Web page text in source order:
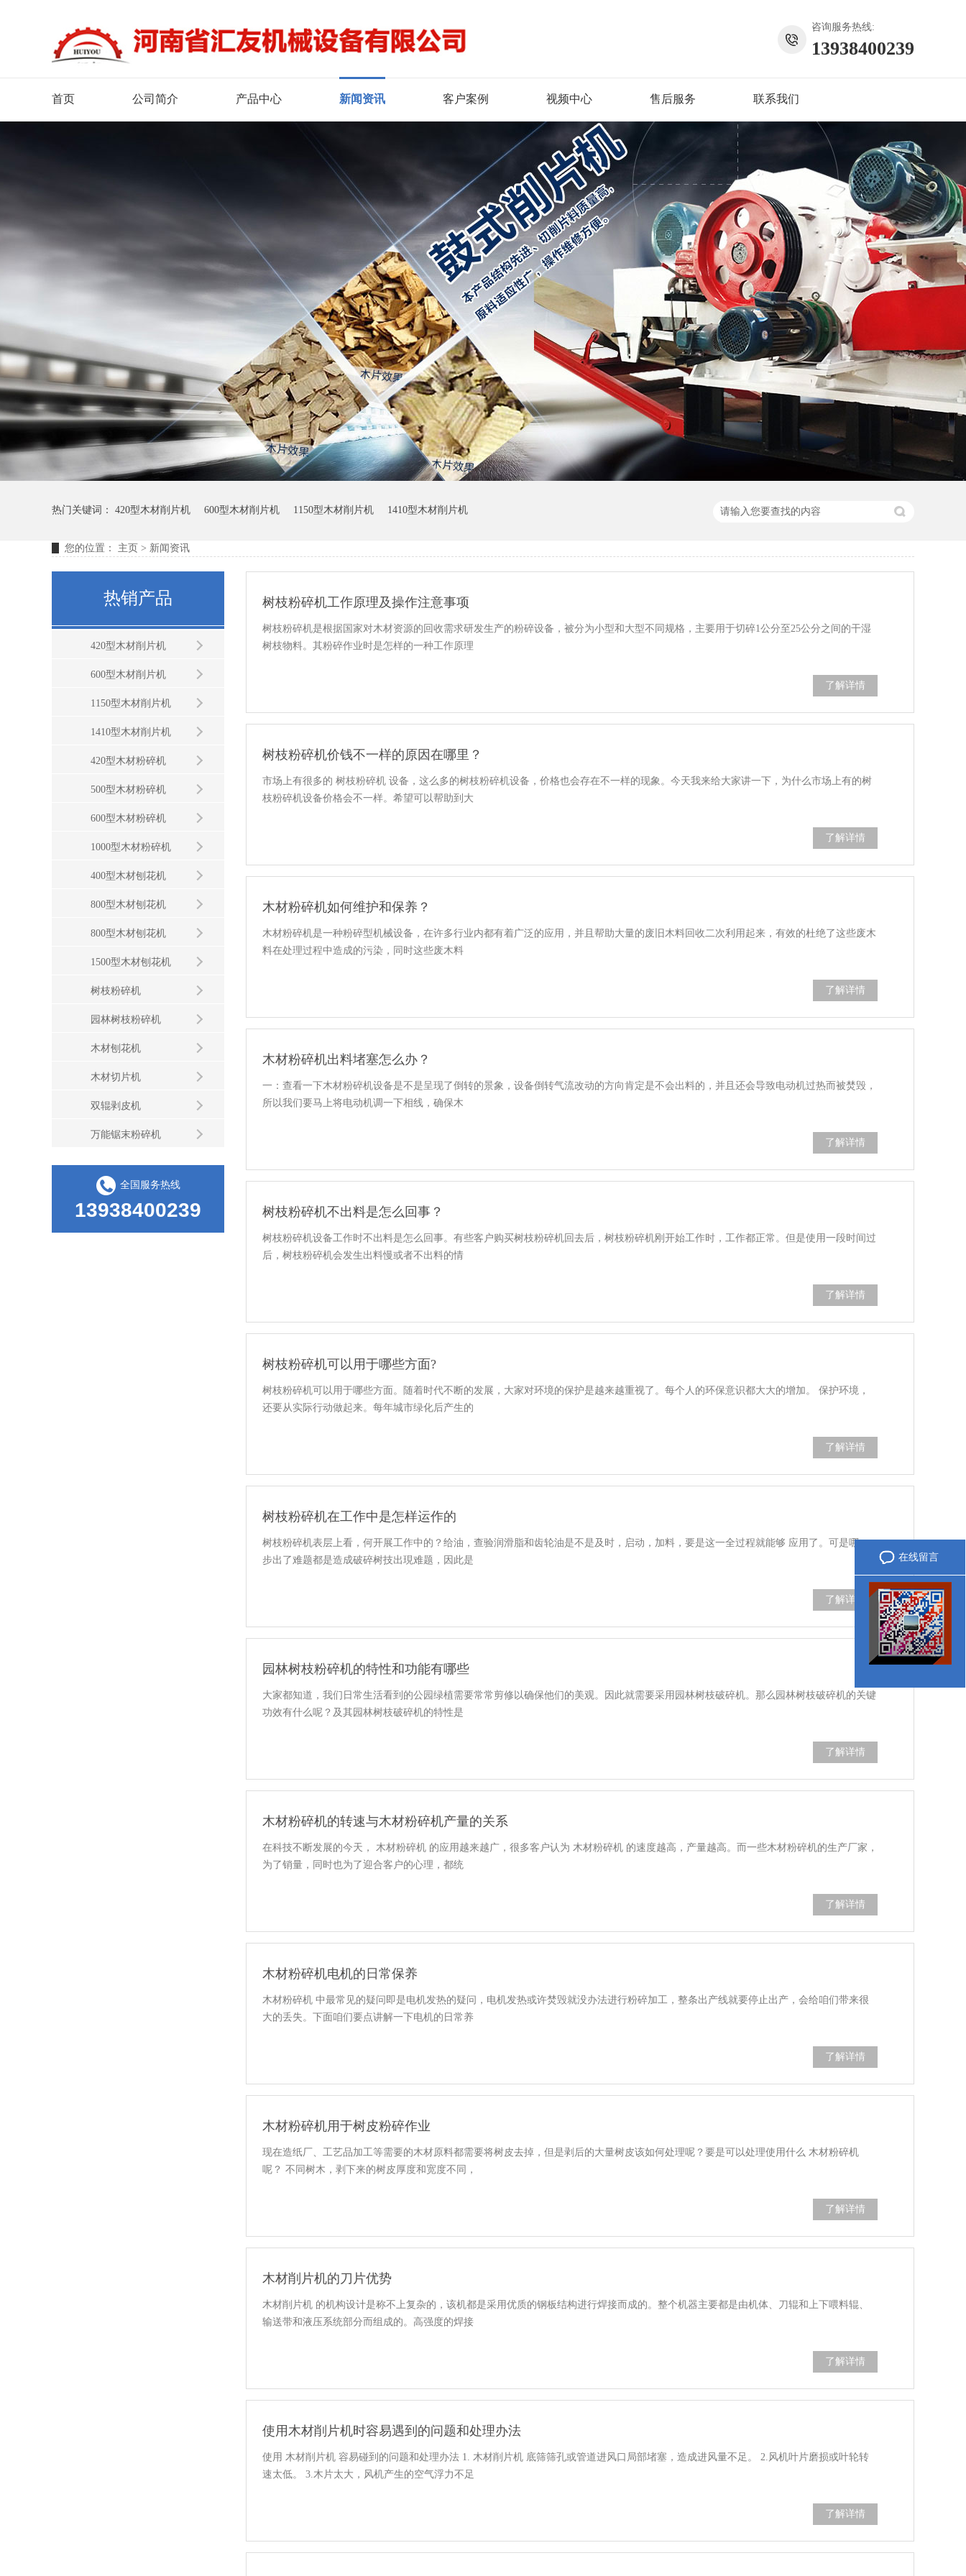
咨询服务热线:
13938400239
首页 公司简介 产品中心 新闻资讯 客户案例 视频中心 售后服务 联系我们
热门关键词： 420型木材削片机 600型木材削片机 1150型木材削片机 1410型木材削片机
您的位置： 主页 > 新闻资讯
热销产品
420型木材削片机
600型木材削片机
1150型木材削片机
1410型木材削片机
420型木材粉碎机
500型木材粉碎机
600型木材粉碎机
1000型木材粉碎机
400型木材刨花机
800型木材刨花机
800型木材刨花机
1500型木材刨花机
树枝粉碎机
园林树枝粉碎机
木材刨花机
木材切片机
双辊剥皮机
万能锯末粉碎机
全国服务热线
13938400239
树枝粉碎机工作原理及操作注意事项
树枝粉碎机是根据国家对木材资源的回收需求研发生产的粉碎设备，被分为小型和大型不同规格，主要用于切碎1公分至25公分之间的干湿
树枝物料。其粉碎作业时是怎样的一种工作原理
了解详情
树枝粉碎机价钱不一样的原因在哪里？
市场上有很多的 树枝粉碎机 设备，这么多的树枝粉碎机设备，价格也会存在不一样的现象。今天我来给大家讲一下，为什么市场上有的树
枝粉碎机设备价格会不一样。希望可以帮助到大
了解详情
木材粉碎机如何维护和保养？
木材粉碎机是一种粉碎型机械设备，在许多行业内都有着广泛的应用，并且帮助大量的废旧木料回收二次利用起来，有效的杜绝了这些废木
料在处理过程中造成的污染，同时这些废木料
了解详情
木材粉碎机出料堵塞怎么办？
一：查看一下木材粉碎机设备是不是呈现了倒转的景象，设备倒转气流改动的方向肯定是不会出料的，并且还会导致电动机过热而被焚毁，
所以我们要马上将电动机调一下相线，确保木
了解详情
树枝粉碎机不出料是怎么回事？
树枝粉碎机设备工作时不出料是怎么回事。有些客户购买树枝粉碎机回去后，树枝粉碎机刚开始工作时，工作都正常。但是使用一段时间过
后，树枝粉碎机会发生出料慢或者不出料的情
了解详情
树枝粉碎机可以用于哪些方面?
树枝粉碎机可以用于哪些方面。随着时代不断的发展，大家对环境的保护是越来越重视了。每个人的环保意识都大大的增加。 保护环境，
还要从实际行动做起来。每年城市绿化后产生的
了解详情
树枝粉碎机在工作中是怎样运作的
树枝粉碎机表层上看，何开展工作中的？给油，查验润滑脂和齿轮油是不是及时，启动，加料，要是这一全过程就能够 应用了。可是哪一
步出了难题都是造成破碎树技出現难题，因此是
了解详情
园林树枝粉碎机的特性和功能有哪些
大家都知道，我们日常生活看到的公园绿植需要常常剪修以确保他们的美观。因此就需要采用园林树枝破碎机。那么园林树枝破碎机的关键
功效有什么呢？及其园林树枝破碎机的特性是
了解详情
木材粉碎机的转速与木材粉碎机产量的关系
在科技不断发展的今天， 木材粉碎机 的应用越来越广，很多客户认为 木材粉碎机 的速度越高，产量越高。而一些木材粉碎机的生产厂家，
为了销量，同时也为了迎合客户的心理，都统
了解详情
木材粉碎机电机的日常保养
木材粉碎机 中最常见的疑问即是电机发热的疑问，电机发热或许焚毁就没办法进行粉碎加工，整条出产线就要停止出产，会给咱们带来很
大的丢失。下面咱们要点讲解一下电机的日常养
了解详情
木材粉碎机用于树皮粉碎作业
现在造纸厂、工艺品加工等需要的木材原料都需要将树皮去掉，但是剥后的大量树皮该如何处理呢？要是可以处理使用什么 木材粉碎机
呢？ 不同树木，剥下来的树皮厚度和宽度不同，
了解详情
木材削片机的刀片优势
木材削片机 的机构设计是称不上复杂的，该机都是采用优质的钢板结构进行焊接而成的。整个机器主要都是由机体、刀辊和上下喂料辊、
输送带和液压系统部分而组成的。高强度的焊接
了解详情
使用木材削片机时容易遇到的问题和处理办法
使用 木材削片机 容易碰到的问题和处理办法 1. 木材削片机 底筛筛孔或管道进风口局部堵塞，造成进风量不足。 2.风机叶片磨损或叶轮转
速太低。 3.木片太大，风机产生的空气浮力不足
了解详情
在线留言
微信咨询